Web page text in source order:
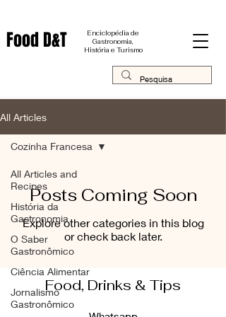
Food D&T
Enciclopédia de
Gastronomia,
História e Turismo
All Articles
All Articles and
Recipes
História da
Gastronomia
O Saber
Gastronômico
Ciência Alimentar
Jornalismo
Gastronômico
Cozinha Francesa
Posts Coming Soon
Explore other categories in this blog
or check back later.
Food, Drinks & Tips